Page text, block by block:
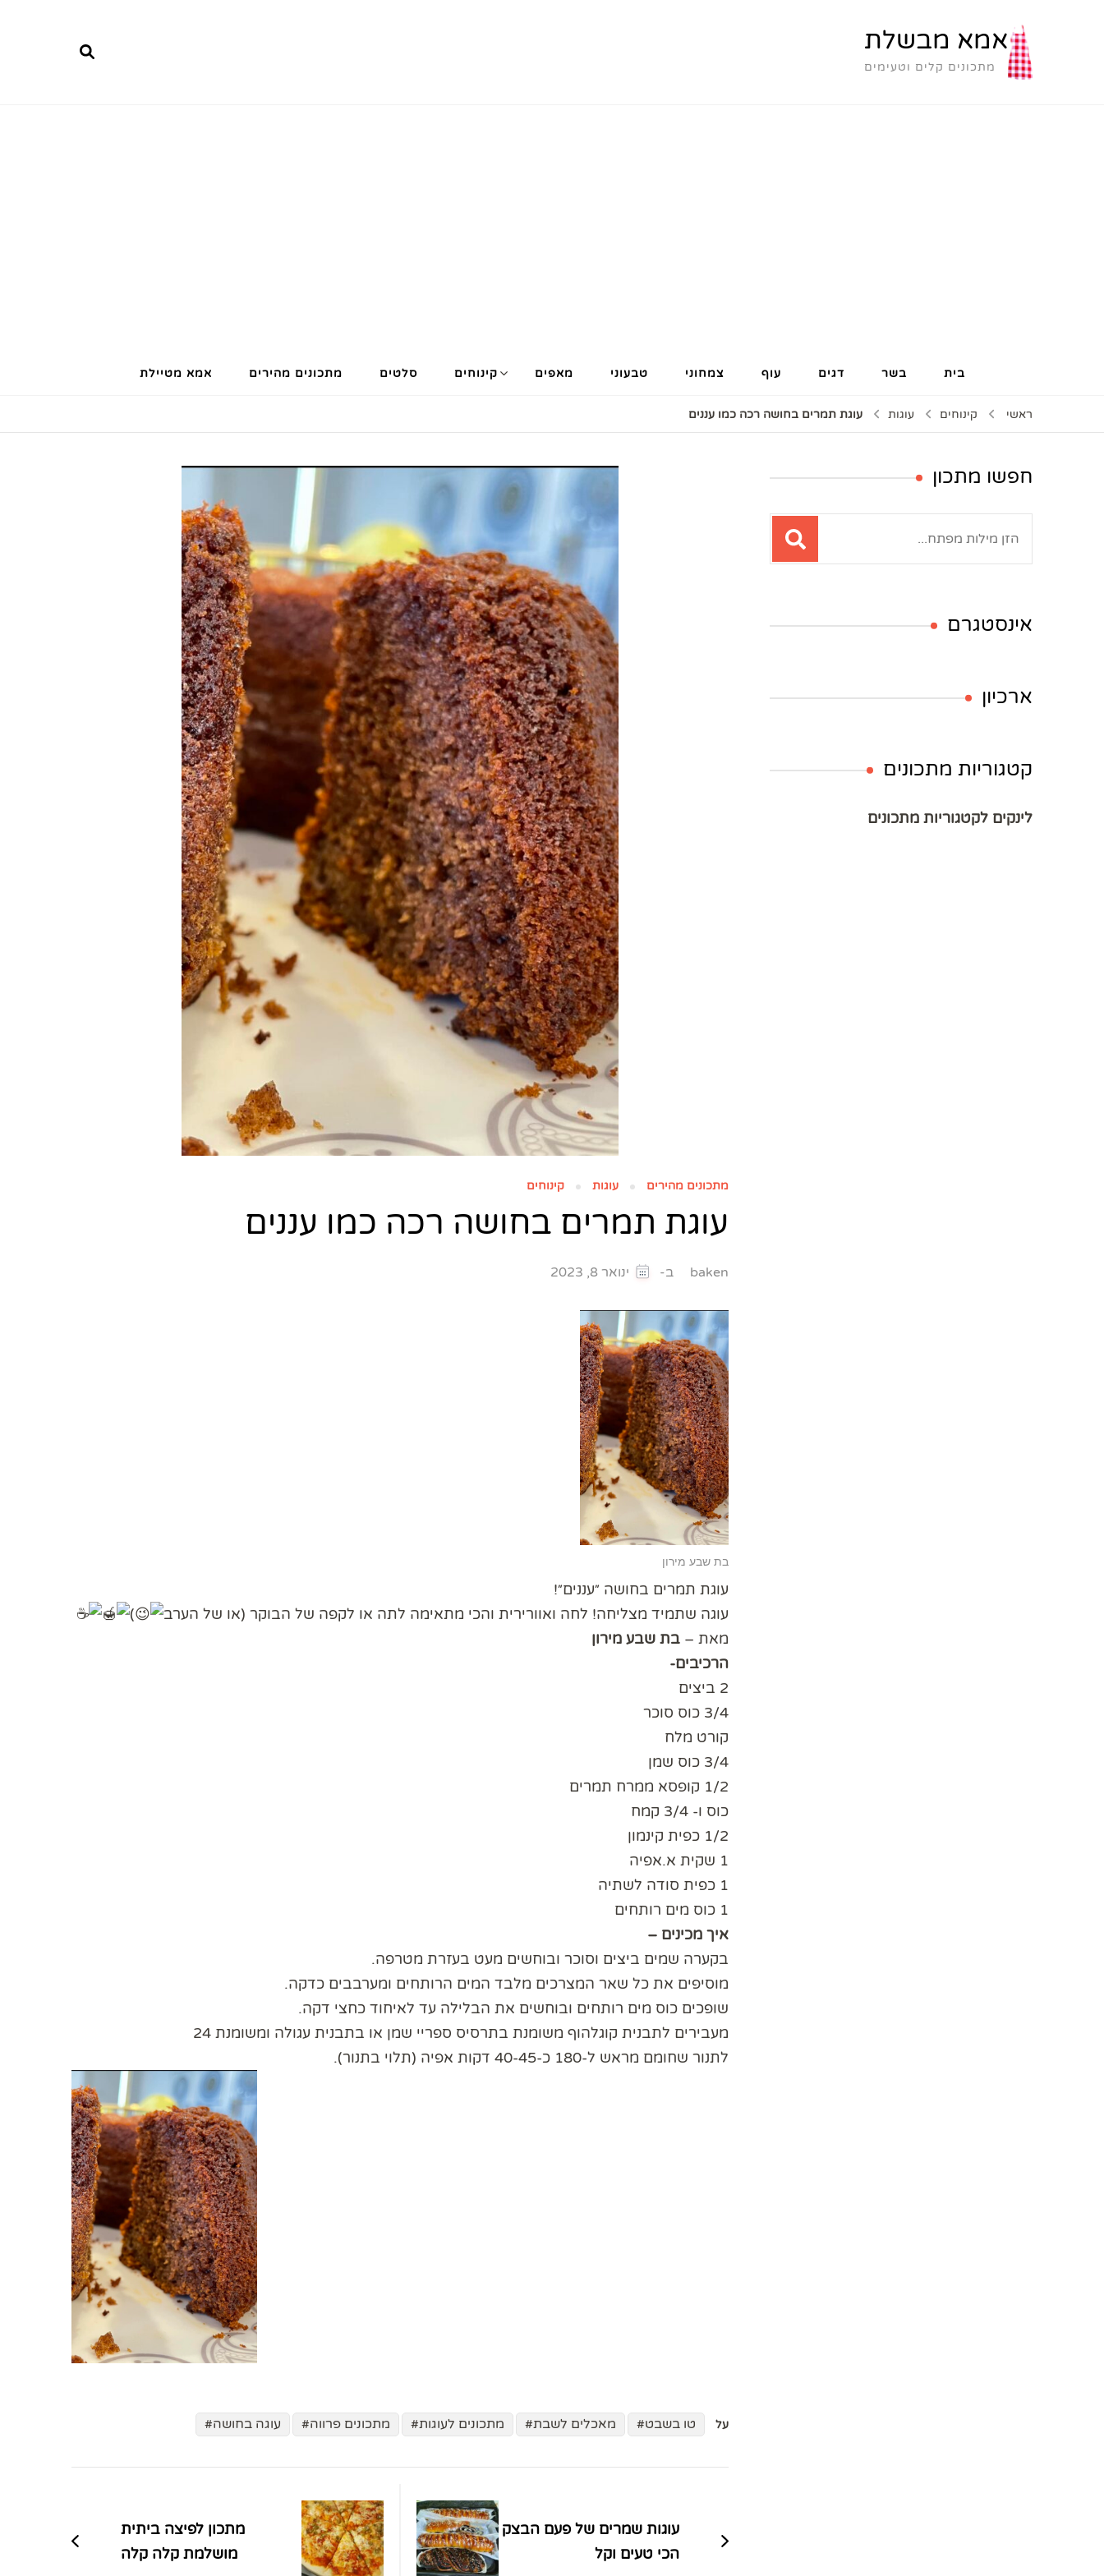
אמא מבשלת
מתכונים קלים וטעימים
בית בשר דגים עוף צמחוני טבעוני מאפים קינוחים סלטים מתכונים מהירים אמא מטיילת
ראשי קינוחים עוגות עוגת תמרים בחושה רכה כמו עננים
מתכונים מהירים עוגות קינוחים
עוגת תמרים בחושה רכה כמו עננים
baken ב- ינואר 8, 2023
בת שבע מירון
עוגת תמרים בחושה ״עננים״!
עוגה שתמיד מצליחה! לחה ואוורירית והכי מתאימה לתה או לקפה של הבוקר (או של הערב
)
מאת – בת שבע מירון
הרכיבים-
2 ביצים
3/4 כוס סוכר
קורט מלח
3/4 כוס שמן
1/2 קופסא ממרח תמרים
כוס ו- 3/4 קמח
1/2 כפית קינמון
1 שקית א.אפיה
1 כפית סודה לשתיה
1 כוס מים רותחים
איך מכינים –
בקערה שמים ביצים וסוכר ובוחשים מעט בעזרת מטרפה.
מוסיפים את כל שאר המצרכים מלבד המים הרותחים ומערבבים כדקה.
שופכים כוס מים רותחים ובוחשים את הבלילה עד לאיחוד כחצי דקה.
מעבירים לתבנית קוגלהוף משומנת בתרסיס ספריי שמן או בתבנית עגולה ומשומנת 24
לתנור שחומם מראש ל-180 כ-40-45 דקות אפיה (תלוי בתנור).
על טו בשבט מאכלים לשבת מתכונים לעוגות מתכונים פרווה עוגה בחושה
מתכון לפיצה ביתית
מושלמת קלה קלה
עוגות שמרים של פעם הבצק
הכי טעים וקל
חפשו מתכון
אינסטגרם
ארכיון
קטגוריות מתכונים
לינקים לקטגוריות מתכונים